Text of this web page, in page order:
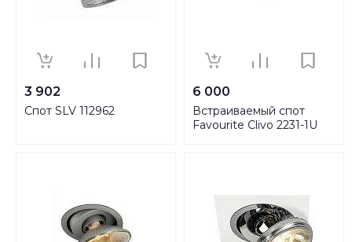
3 902
Спот SLV 112962
6 000
Встраиваемый спот
Favourite Clivo 2231-1U